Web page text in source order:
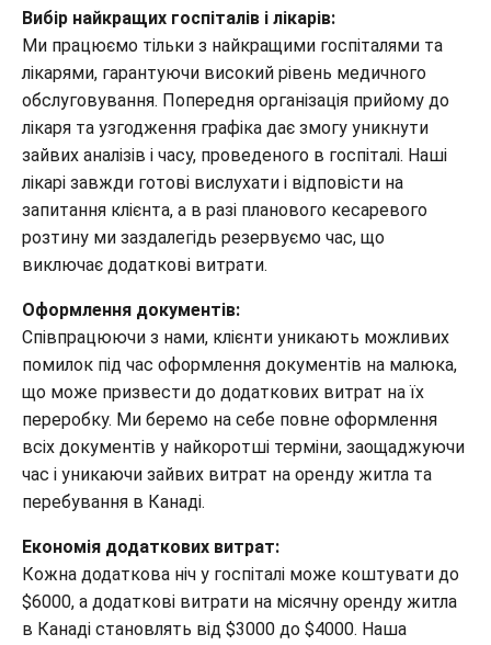
Вибір найкращих госпіталів і лікарів:
Ми працюємо тільки з найкращими госпіталями та
лікарями, гарантуючи високий рівень медичного
обслуговування. Попередня організація прийому до
лікаря та узгодження графіка дає змогу уникнути
зайвих аналізів і часу, проведеного в госпіталі. Наші
лікарі завжди готові вислухати і відповісти на
запитання клієнта, а в разі планового кесаревого
розтину ми заздалегідь резервуємо час, що
виключає додаткові витрати.
Оформлення документів:
Співпрацюючи з нами, клієнти уникають можливих
помилок під час оформлення документів на малюка,
що може призвести до додаткових витрат на їх
переробку. Ми беремо на себе повне оформлення
всіх документів у найкоротші терміни, заощаджуючи
час і уникаючи зайвих витрат на оренду житла та
перебування в Канаді.
Економія додаткових витрат:
Кожна додаткова ніч у госпіталі може коштувати до
$6000, а додаткові витрати на місячну оренду житла
в Канаді становлять від $3000 до $4000. Наша